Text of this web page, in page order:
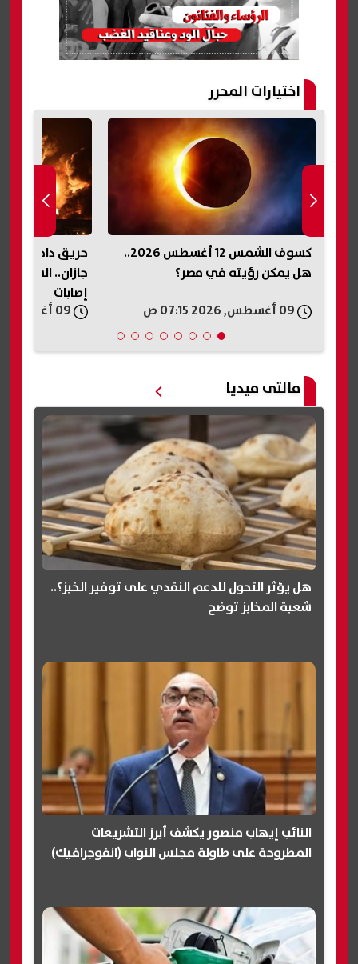
اختيارات المحرر
حريق داخل منشأة تابعة لأرامكو في
جازان.. السيطرة على النيران دون
هاكان فيدان:
إلى «اتفاقية
مالتى ميديا
هل يؤثر التحول للدعم النقدي على توفير الخبز؟..
شعبة المخابز توضح
النائب إيهاب منصور يكشف أبرز التشريعات
المطروحة على طاولة مجلس النواب (انفوجرافيك)